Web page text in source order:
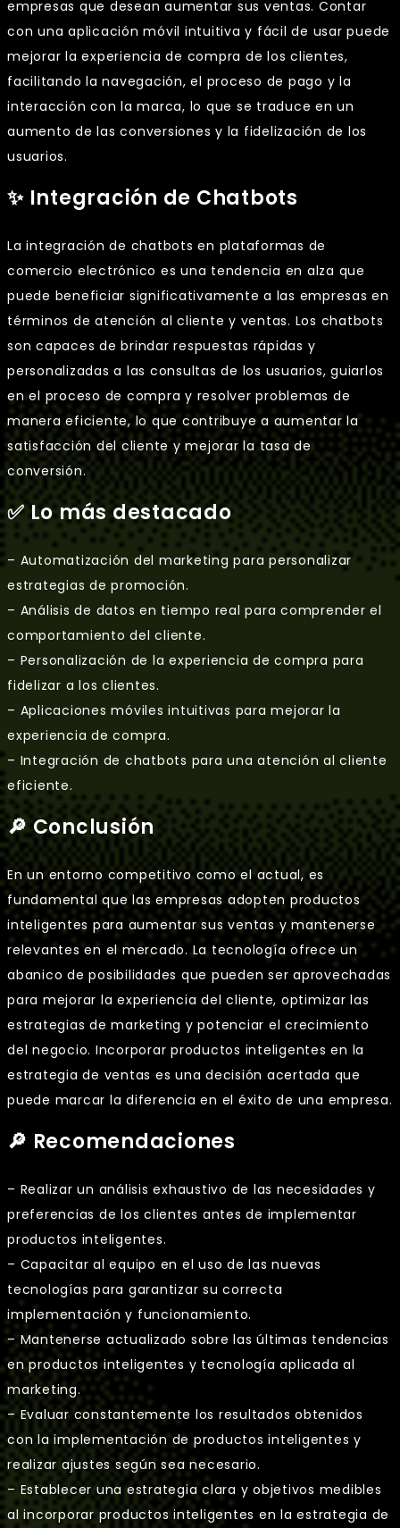
empresas que desean aumentar sus ventas. Contar
con una aplicación móvil intuitiva y fácil de usar puede
mejorar la experiencia de compra de los clientes,
facilitando la navegación, el proceso de pago y la
interacción con la marca, lo que se traduce en un
aumento de las conversiones y la fidelización de los
usuarios.
✨ Integración de Chatbots
La integración de chatbots en plataformas de
comercio electrónico es una tendencia en alza que
puede beneficiar significativamente a las empresas en
términos de atención al cliente y ventas. Los chatbots
son capaces de brindar respuestas rápidas y
personalizadas a las consultas de los usuarios, guiarlos
en el proceso de compra y resolver problemas de
manera eficiente, lo que contribuye a aumentar la
satisfacción del cliente y mejorar la tasa de
conversión.
✅ Lo más destacado
– Automatización del marketing para personalizar
estrategias de promoción.
– Análisis de datos en tiempo real para comprender el
comportamiento del cliente.
– Personalización de la experiencia de compra para
fidelizar a los clientes.
– Aplicaciones móviles intuitivas para mejorar la
experiencia de compra.
– Integración de chatbots para una atención al cliente
eficiente.
🔎 Conclusión
En un entorno competitivo como el actual, es
fundamental que las empresas adopten productos
inteligentes para aumentar sus ventas y mantenerse
relevantes en el mercado. La tecnología ofrece un
abanico de posibilidades que pueden ser aprovechadas
para mejorar la experiencia del cliente, optimizar las
estrategias de marketing y potenciar el crecimiento
del negocio. Incorporar productos inteligentes en la
estrategia de ventas es una decisión acertada que
puede marcar la diferencia en el éxito de una empresa.
🔎 Recomendaciones
– Realizar un análisis exhaustivo de las necesidades y
preferencias de los clientes antes de implementar
productos inteligentes.
– Capacitar al equipo en el uso de las nuevas
tecnologías para garantizar su correcta
implementación y funcionamiento.
– Mantenerse actualizado sobre las últimas tendencias
en productos inteligentes y tecnología aplicada al
marketing.
– Evaluar constantemente los resultados obtenidos
con la implementación de productos inteligentes y
realizar ajustes según sea necesario.
– Establecer una estrategia clara y objetivos medibles
al incorporar productos inteligentes en la estrategia de